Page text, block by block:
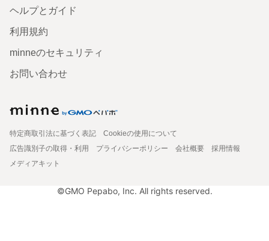
ヘルプとガイド
利用規約
minneのセキュリティ
お問い合わせ
特定商取引法に基づく表記
Cookieの使用について
広告識別子の取得・利用
プライバシーポリシー 会社概要
採用情報
メディアキット
©GMO Pepabo, Inc. All rights reserved.